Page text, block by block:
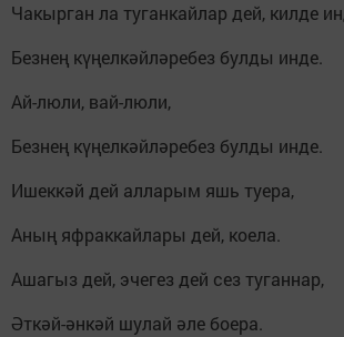
Чакырган ла туганкайлар дей, килде
Безнең күңелкәйләребез булды инде.
Ай-люли, вай-люли,
Безнең күңелкәйләребез булды инде.
Ишеккәй дей алларым яшь туера,
Аның яфраккайлары дей, коела.
Ашагыз дей, эчегез дей сез туганнар,
Әткәй-әнкәй шулай әле боера.